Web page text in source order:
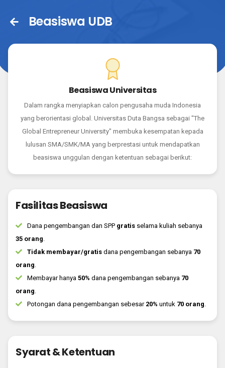
Beasiswa UDB
Beasiswa Universitas
Dalam rangka menyiapkan calon pengusaha muda Indonesia
yang berorientasi global. Universitas Duta Bangsa sebagai "The
Global Entrepreneur University" membuka kesempatan kepada
lulusan SMA/SMK/MA yang berprestasi untuk mendapatkan
beasiswa unggulan dengan ketentuan sebagai berikut:
Fasilitas Beasiswa
Dana pengembangan dan SPP gratis selama kuliah sebanya
35 orang.
Tidak membayar/gratis dana pengembangan sebanya 70
orang.
Membayar hanya 50% dana pengembangan sebanya 70
orang.
Potongan dana pengembangan sebesar 20% untuk 70 orang.
Syarat & Ketentuan